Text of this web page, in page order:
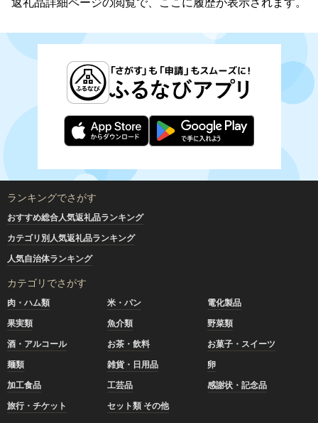
ランキングでさがす
おすすめ総合人気返礼品ランキング
カテゴリ別人気返礼品ランキング
人気自治体ランキング
カテゴリでさがす
肉・ハム類 米・パン
電化製品
果実類
魚介類
野菜類
酒・アルコール
お茶・飲料
お菓子・スイーツ
麺類
雑貨・日用品
卵
加工食品
工芸品
感謝状・記念品
旅行・チケット
セット類 その他